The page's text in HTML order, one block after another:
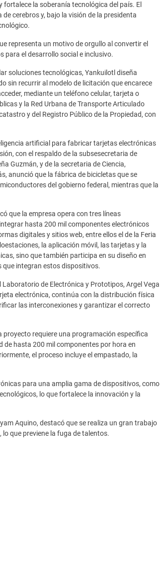
la soberanía tecnológica del país. El
cerebros y, bajo la visión de la presidenta
representa un motivo de orgullo al convertir el
para el desarrollo social e inclusivo.
soluciones tecnológicas, Yankuilotl diseña
sin recurrir al modelo de licitación que encarece
mediante un teléfono celular, tarjeta o
y la Red Urbana de Transporte Articulado
y del Registro Público de la Propiedad, con
artificial para fabricar tarjetas electrónicas
con el respaldo de la subsesecretaria de
Guzmán, y de la secretaria de Ciencia,
anunció que la fábrica de bicicletas que se
del gobierno federal, mientras que la
que la empresa opera con tres líneas
hasta 200 mil componentes electrónicos
digitales y sitios web, entre ellos el de la Feria
la aplicación móvil, las tarjetas y la
sino que también participa en su diseño en
que integran estos dispositivos.
de Electrónica y Prototipos, Argel Vega
electrónica, continúa con la distribución física
las interconexiones y garantizar el correcto
proyecto requiere una programación específica
hasta 200 mil componentes por hora en
el proceso incluye el empastado, la
para una amplia gama de dispositivos, como
lo que fortalece la innovación y la
Aquino, destacó que se realiza un gran trabajo
que previene la fuga de talentos.